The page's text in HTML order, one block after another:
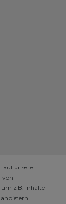
auf unserer
von
um z.B. Inhalte